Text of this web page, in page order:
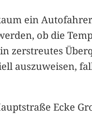
ein
ob die
zerstreutes
auszuweisen,
Ecke